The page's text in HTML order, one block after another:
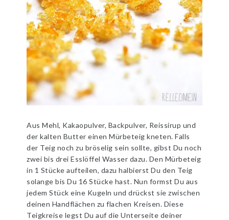
Aus Mehl, Kakaopulver, Backpulver, Reissirup und
der kalten Butter einen Mürbeteig kneten. Falls
der Teig noch zu bröselig sein sollte, gibst Du noch
zwei bis drei Esslöffel Wasser dazu. Den Mürbeteig
in 1 Stücke aufteilen, dazu halbierst Du den Teig
solange bis Du 16 Stücke hast. Nun formst Du aus
jedem Stück eine Kugeln und drückst sie zwischen
deinen Handflächen zu flachen Kreisen. Diese
Teigkreise legst Du auf die Unterseite deiner